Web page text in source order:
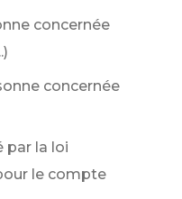
concernée
concernée
par la loi
le compte